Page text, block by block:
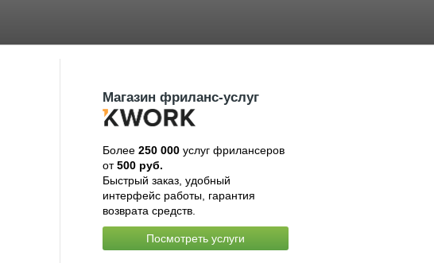
Магазин фриланс-услуг
Более 250 000услуг фрилансеров
от500 руб.
Быстрый заказ, удобный
интерфейс работы, гарантия
возврата средств.
Посмотреть услуги